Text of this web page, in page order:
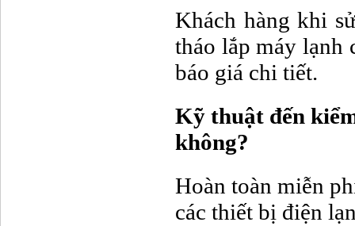
Khách hàng khi
tháo lắp máy lạnh
báo giá chi tiết.
Kỹ thuật đến
không?
Hoàn toàn miễn
các thiết bị điện